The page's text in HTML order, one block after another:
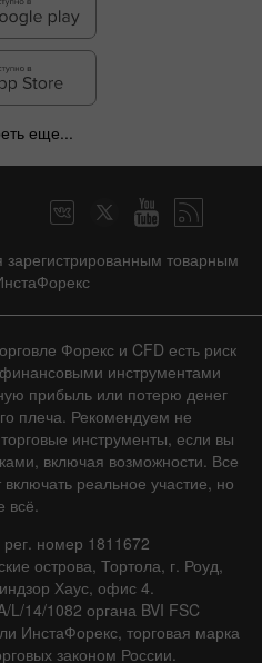
| Линия Бар
найдены
Прогноз Предыдущее
еще...
зарегистрированным товарным
Форекс и CFD есть риск
инструментами
прибыль или потерю денег
плеча. Рекомендуем не
инструменты, если вы
включая возможности. Все
реальное участие, но
всё.
номер 1811672
острова, Тортола, г. Роуд,
Хаус, офис 4.
L/14/1082 органа BVI FSC
ИнстаФорекс, торговая марка
законом России.